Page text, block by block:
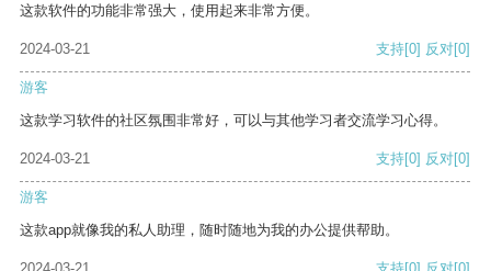
这款软件的功能非常强大，使用起来非常方便。
2024-03-21 支持[0] 反对[0]
游客
这款学习软件的社区氛围非常好，可以与其他学习者交流学习心得。
2024-03-21 支持[0] 反对[0]
游客
这款app就像我的私人助理，随时随地为我的办公提供帮助。